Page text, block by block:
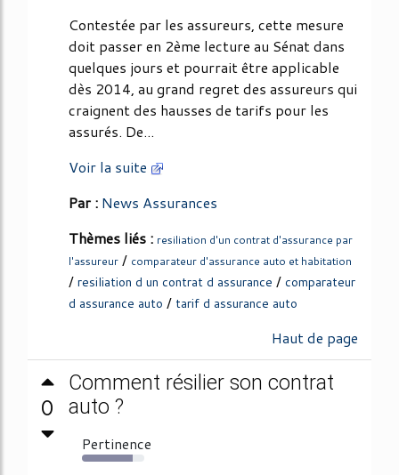
Contestée par les assureurs, cette mesure
doit passer en 2ème lecture au Sénat dans
quelques jours et pourrait être applicable
dès 2014, au grand regret des assureurs qui
craignent des hausses de tarifs pour les
assurés. De...
Voir la suite
Par : News Assurances
Thèmes liés : resiliation d'un contrat d'assurance par
l'assureur / comparateur d'assurance auto et habitation
/ resiliation d un contrat d assurance / comparateur
d assurance auto / tarif d assurance auto
Haut de page
0
Comment résilier son contrat
auto ?
Pertinence
81%